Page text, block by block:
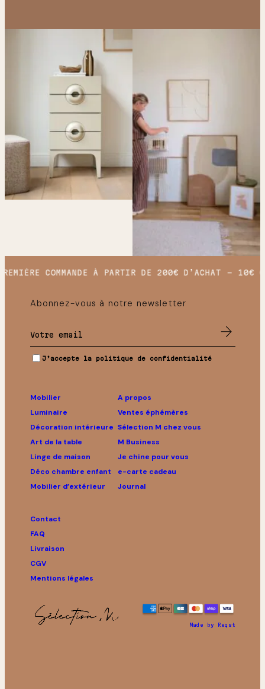
COMMANDE À PARTIR DE 200€ D’ACHAT 10€
Abonnez-vous à notre newsletter
J’accepte la politique de confidentialité
Mobilier
Luminaire
Décoration intérieure
Art de la table
Linge de maison
Déco chambre enfant
Mobilier d’extérieur
A propos
Ventes éphémères
Sélection M chez vous
M Business
Je chine pour vous
e-carte cadeau
Journal
Contact
FAQ
Livraison
CGV
Mentions légales
Made by Reqst